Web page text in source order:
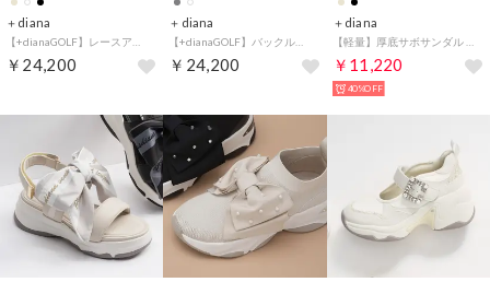
＋diana
￥24,200
＋diana
￥24,200
＋diana
￥11,220
40%OFF